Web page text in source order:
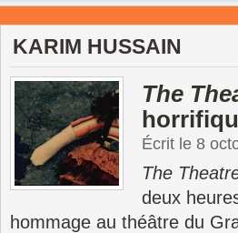
KARIM HUSSAIN
The
Écrit le 8
The
deux
hommage au théâtre du